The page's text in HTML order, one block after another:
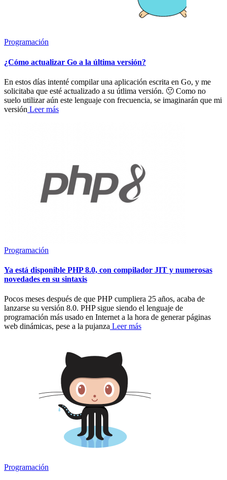
Programación
¿Cómo actualizar Go a la última versión?
En estos días intenté compilar una aplicación escrita en Go, y me
solicitaba que esté actualizado a su útlima versión. 🙁 Como no
suelo utilizar aún este lenguaje con frecuencia, se imaginarán que mi
versión Leer más
Programación
Ya está disponible PHP 8.0, con compilador JIT y numerosas
novedades en su sintaxis
Pocos meses después de que PHP cumpliera 25 años, acaba de
lanzarse su versión 8.0. PHP sigue siendo el lenguaje de
programación más usado en Internet a la hora de generar páginas
web dinámicas, pese a la pujanza Leer más
Programación